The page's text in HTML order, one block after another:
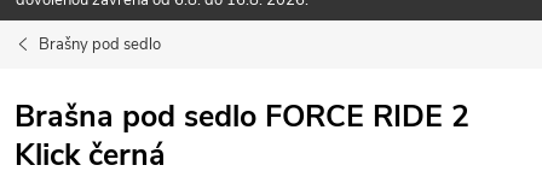
Brašny pod sedlo
Brašna pod sedlo FORCE RIDE 2
Klick černá